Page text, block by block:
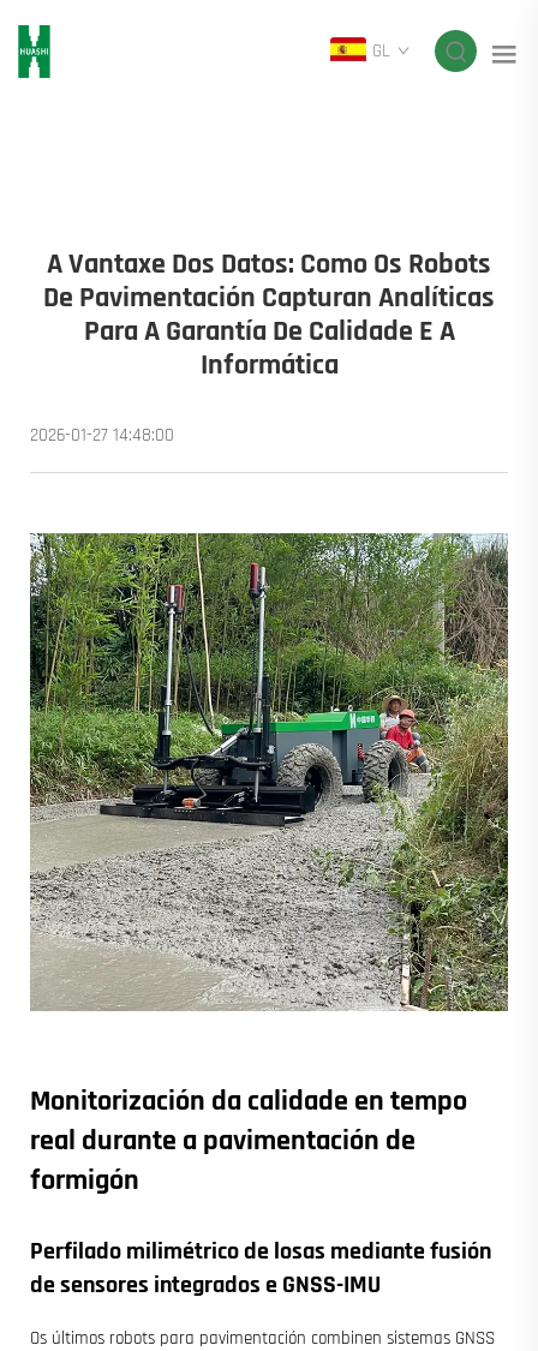
GL
A Vantaxe Dos Datos: Como Os Robots
De Pavimentación Capturan Analíticas
Para A Garantía De Calidade E A
Informática
2026-01-27 14:48:00
Monitorización da calidade en tempo
real durante a pavimentación de
formigón
Perfilado milimétrico de losas mediante fusión
de sensores integrados e GNSS-IMU
Os últimos robots para pavimentación combinen sistemas GNSS